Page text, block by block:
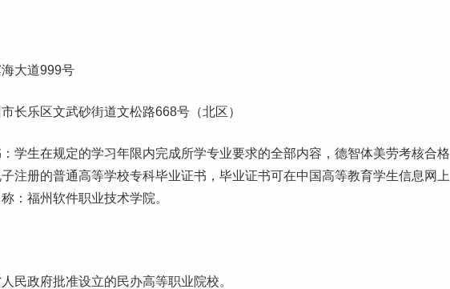
大道999号
长乐区文武砂街道文松路668号（北区）
学生在规定的学习年限内完成所学专业要求的全部内容，德智体美劳考核合格
注册的普通高等学校专科毕业证书，毕业证书可在中国高等教育学生信息网上
：福州软件职业技术学院。
民政府批准设立的民办高等职业院校。